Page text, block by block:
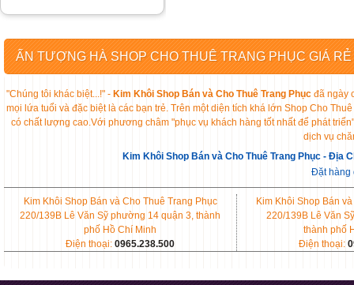
ẤN TƯỢNG HÀ SHOP CHO THUÊ TRANG PHỤC GIÁ
"Chúng tôi khác biệt...!" - Kim Khôi Shop Bán và Cho Thuê Trang Phụcđã ngày
mọi lứa tuổi và đặc biệt là các bạn trẻ. Trên một diện tích khá lớn Shop Cho
có chất lượng cao.Với phương châm "phục vụ khách hàng tốt nhất để phát
dịch vụ
Kim Khôi Shop Bán và Cho Thuê Trang Phục - Địa
Đặt hàng
Kim Khôi Shop Bán và Cho Thuê Trang Phục
220/139B Lê Văn Sỹ phường 14 quận 3, thành
phố Hồ Chí Minh
Điện thoại: 0965.238.500
Kim Khôi Shop Bán
220/139B Lê Văn
thành phố
Điện thoại: